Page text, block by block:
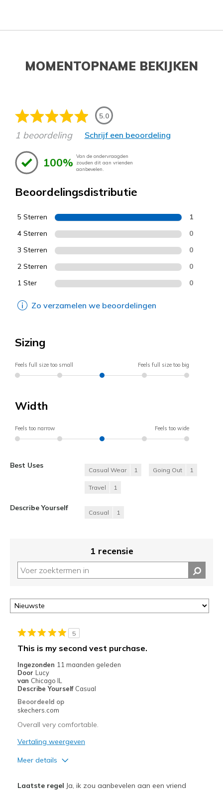
MOMENTOPNAME BEKIJKEN
5.0
1 beoordeling Schrijf een beoordeling
100% Van de ondervraagden
zouden dit aan vrienden
aanbevelen.
Beoordelingsdistributie
5 Sterren 1
4 Sterren 0
3 Sterren 0
2 Sterren 0
1 Ster 0
Zo verzamelen we beoordelingen
Sizing
Feels full size too small Feels full size too big
Width
Feels too narrow Feels too wide
Best Uses
Casual Wear 1 Going Out 1
Travel 1
Describe Yourself
Casual 1
1 recensie
5
This is my second vest purchase.
Ingezonden 11 maanden geleden
Door Lucy
van Chicago IL
Describe Yourself Casual
Beoordeeld op
skechers.com
Overall very comfortable.
Vertaling weergeven
Meer details
Laatste regel Ja, ik zou aanbevelen aan een vriend